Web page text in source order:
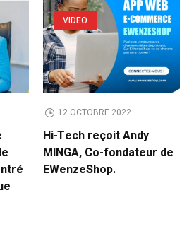
VIDEO
12 OCTOBRE 2022
Hi-Tech reçoit Andy
MINGA, Co-fondateur de
EWenzeShop.